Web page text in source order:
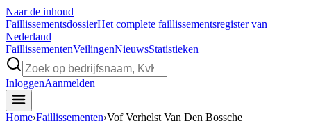
Naar de inhoud
FaillissementsdossierHet complete faillissementsregister van
Nederland
FaillissementenVeilingenNieuwsStatistieken
InloggenAanmelden
Home›Faillissementen›Vof Verhelst Van Den Bossche